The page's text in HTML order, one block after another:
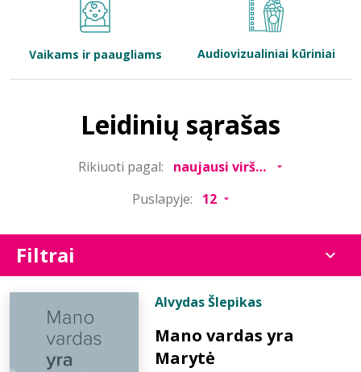
Bibliotekoms
Vaikams ir paaugliams Audiovizualiniai kūriniai
Leidinių sąrašas
Rikiuoti pagal:
Puslapyje:
Filtrai
Alvydas Šlepikas
Mano vardas yra
Marytė